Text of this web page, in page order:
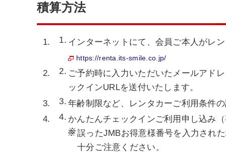
積算方法
インターネットにて、会員ご本人がレ
https://renta.its-smile.co.jp/
ご予約時に入力いただいたメールアド
ックインURLを送付いたします。
年齢制限など、レンタカーご利用条件
かんたんチェックインご利用申し込み
※誤ったJMBお得意様番号を入力され
十分ご注意ください。